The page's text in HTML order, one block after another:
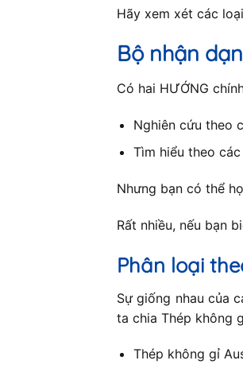
Hãy xem xét các
Bộ nhận
Có hai HƯỚNG
Nghiên cứu theo
Tìm hiểu theo
Nhưng bạn có thể
Rất nhiều, nếu bạn
Phân loại
Sự giống nhau của
ta chia Thép không
Thép không gỉ